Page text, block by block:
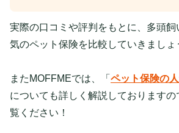
実際の口コミや評判をもとに、多頭飼
気のペット保険を比較していきましょ
またMOFFMEでは、「 ペット保険の
についても詳しく解説しております
覧ください！